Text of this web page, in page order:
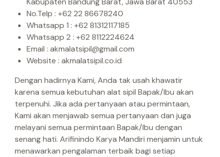
No.Telp : +62 22 86678240
Whatsapp 1 : +62 81312117185
Whatsapp 2 : +62 8112224624
Email : akmalatsipil@gmail.com
Website : akmalatsipil.co.id
Dengan hadirnya Kami, Anda tak usah khawatir
karena semua kebutuhan alat sipil Bapak/Ibu akan
terpenuhi. Jika ada pertanyaan atau permintaan,
Kami akan menjawab semua pertanyaan dan juga
melayani semua permintaan Bapak/Ibu dengan
senang hati. Arifinindo Karya Mandiri menjamin untuk
menawarkan pengalaman terbaik bagi setiap